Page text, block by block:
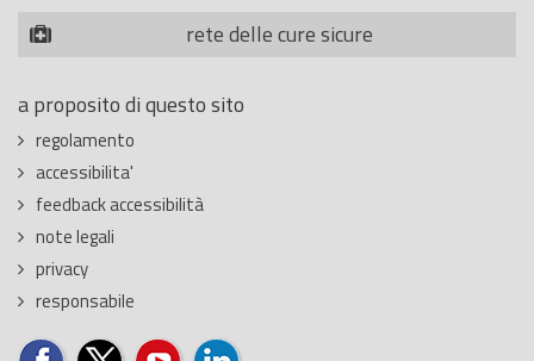
rete delle cure sicure
a proposito di questo sito
regolamento
accessibilita'
feedback accessibilità
note legali
privacy
responsabile